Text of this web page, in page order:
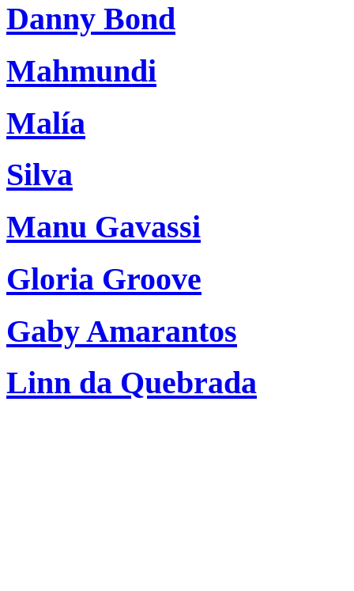
Danny Bond
Mahmundi
Malía
Silva
Manu Gavassi
Gloria Groove
Gaby Amarantos
Linn da Quebrada